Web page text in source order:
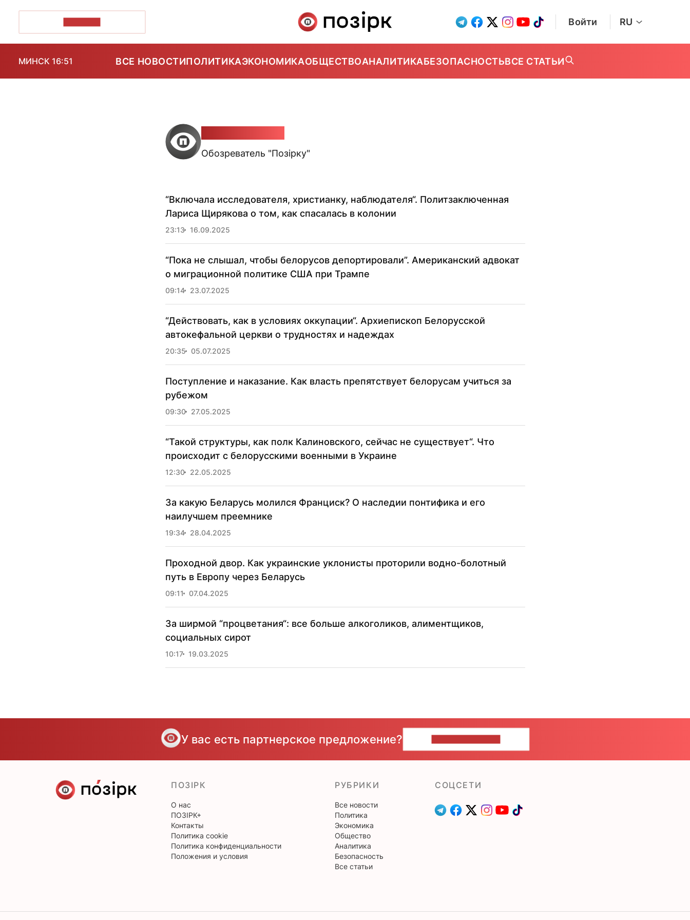
Войти RU
МИНСК 16:51 ВСЕ НОВОСТИПОЛИТИКАЭКОНОМИКАОБЩЕСТВОАНАЛИТИКАБЕЗОПАСНОСТЬВСЕ СТАТЬИ
Обозреватель "Позірку"
“Включала исследователя, христианку, наблюдателя“. Политзаключенная
Лариса Щирякова о том, как спасалась в колонии
23:13 16.09.2025
“Пока не слышал, чтобы белорусов депортировали”. Американский адвокат
о миграционной политике США при Трампе
09:14 23.07.2025
“Действовать, как в условиях оккупации“. Архиепископ Белорусской
автокефальной церкви о трудностях и надеждах
20:35 05.07.2025
Поступление и наказание. Как власть препятствует белорусам учиться за
рубежом
09:30 27.05.2025
“Такой структуры, как полк Калиновского, сейчас не существует“. Что
происходит с белорусскими военными в Украине
12:30 22.05.2025
За какую Беларусь молился Франциск? О наследии понтифика и его
наилучшем преемнике
19:34 28.04.2025
Проходной двор. Как украинские уклонисты проторили водно-болотный
путь в Европу через Беларусь
09:11 07.04.2025
За ширмой “процветания“: все больше алкоголиков, алиментщиков,
социальных сирот
10:17 19.03.2025
У вас есть партнерское предложение?
ПОЗІРК
О нас
ПОЗІРК+
Контакты
Политика cookie
Политика конфиденциальности
Положения и условия
РУБРИКИ
Все новости
Политика
Экономика
Общество
Аналитика
Безопасность
Все статьи
CОЦСЕТИ